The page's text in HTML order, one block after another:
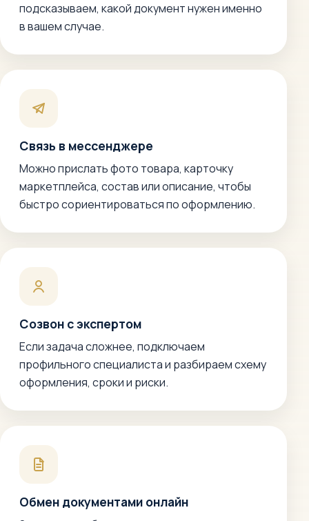
подсказываем, какой документ нужен именно
в вашем случае.
Связь в мессенджере
Можно прислать фото товара, карточку
маркетплейса, состав или описание, чтобы
быстро сориентироваться по оформлению.
Созвон с экспертом
Если задача сложнее, подключаем
профильного специалиста и разбираем схему
оформления, сроки и риски.
Обмен документами онлайн